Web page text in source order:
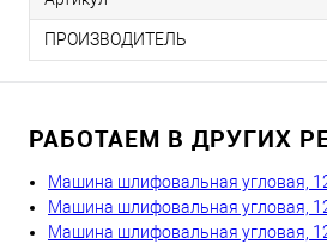
ПРОИЗВОДИТЕЛЬ
РАБОТАЕМ В ДРУГИХ
Машина шлифовальная угловая,
Машина шлифовальная угловая,
Машина шлифовальная угловая,